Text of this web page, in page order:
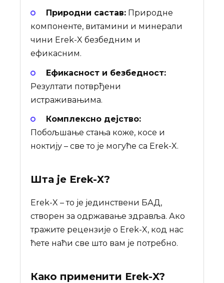
Природни састав: Природне
компоненте, витамини и минерали
чини Erek-X безбедним и
ефикасним.
Ефикасност и безбедност:
Резултати потврђени
истраживањима.
Комплексно дејство:
Побољшање стања коже, косе и
ноктију – све то је могуће са Erek-X.
Шта је Erek-X?
Erek-X – то је јединствени БАД,
створен за одржавање здравља. Ако
тражите рецензије о Erek-X, код нас
ћете наћи све што вам је потребно.
Како применити Erek-X?